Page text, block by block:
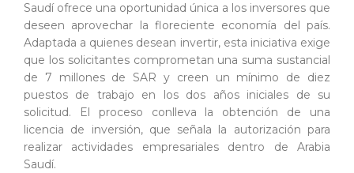
Saudí ofrece una oportunidad única a los inversores que
deseen aprovechar la floreciente economía del país.
Adaptada a quienes desean invertir, esta iniciativa exige
que los solicitantes comprometan una suma sustancial
de 7 millones de SAR y creen un mínimo de diez
puestos de trabajo en los dos años iniciales de su
solicitud. El proceso conlleva la obtención de una
licencia de inversión, que señala la autorización para
realizar actividades empresariales dentro de Arabia
Saudí.